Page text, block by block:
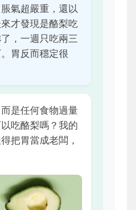
氣超嚴重，還以
才發現是酪梨吃
，一週只吃兩三
胃反而穩定很
是任何食物過量
吃酪梨嗎？我的
把胃當成老闆，